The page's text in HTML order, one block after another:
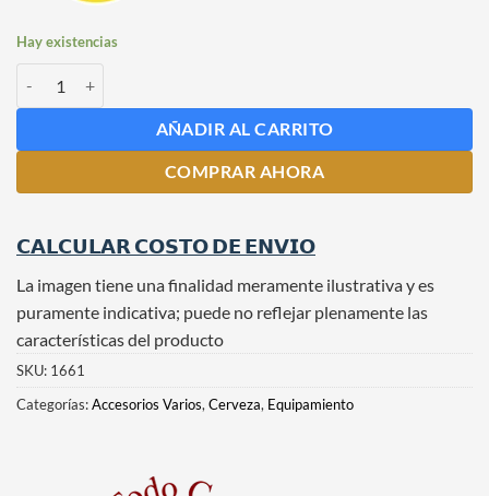
Hay existencias
AÑADIR AL CARRITO
COMPRAR AHORA
𝗖𝗔𝗟𝗖𝗨𝗟𝗔𝗥 𝗖𝗢𝗦𝗧𝗢 𝗗𝗘 𝗘𝗡𝗩𝗜𝗢
La imagen tiene una finalidad meramente ilustrativa y es
puramente indicativa; puede no reflejar plenamente las
características del producto
SKU: 1661
Categorías:Accesorios Varios, Cerveza, Equipamiento